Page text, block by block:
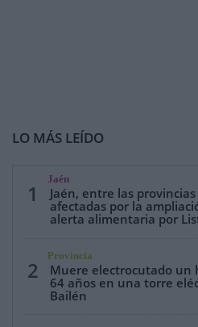
LO MÁS LEÍDO
1
Jaén
Jaén, entre las
afectadas por la
alerta alimentaria por
2
Provincia
Muere electrocutado un
64 años en una torre
Bailén